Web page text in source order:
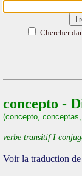
Chercher
concepto -
(concepto,
verbe transitif I
Voir la traduction